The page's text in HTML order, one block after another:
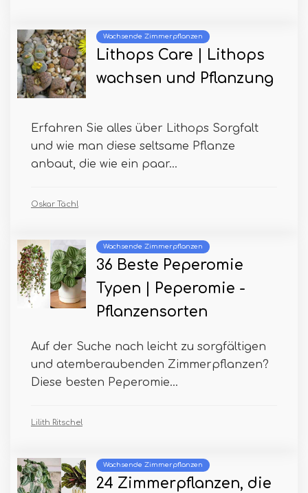
Wachsende Zimmerpflanzen
Lithops Care | Lithops
wachsen und Pflanzung
Erfahren Sie alles über Lithops Sorgfalt
und wie man diese seltsame Pflanze
anbaut, die wie ein paar...
Oskar Tächl
Wachsende Zimmerpflanzen
36 Beste Peperomie
Typen | Peperomie -
Pflanzensorten
Auf der Suche nach leicht zu sorgfältigen
und atemberaubenden Zimmerpflanzen?
Diese besten Peperomie...
Lilith Ritschel
Wachsende Zimmerpflanzen
24 Zimmerpflanzen, die